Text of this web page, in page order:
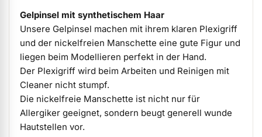
Gelpinsel mit synthetischem Haar
Unsere Gelpinsel machen mit ihrem klaren Plexigriff
und der nickelfreien Manschette eine gute Figur und
liegen beim Modellieren perfekt in der Hand.
Der Plexigriff wird beim Arbeiten und Reinigen mit
Cleaner nicht stumpf.
Die nickelfreie Manschette ist nicht nur für
Allergiker geeignet, sondern beugt generell wunde
Hautstellen vor.